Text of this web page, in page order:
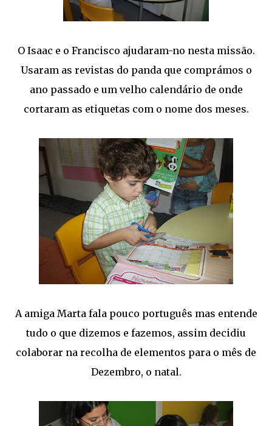
O Isaac e o Francisco ajudaram-no nesta missão.
Usaram as revistas do panda que comprámos o
ano passado e um velho calendário de onde
cortaram as etiquetas com o nome dos meses.
A amiga Marta fala pouco português mas entende
tudo o que dizemos e fazemos, assim decidiu
colaborar na recolha de elementos para o mês de
Dezembro, o natal.